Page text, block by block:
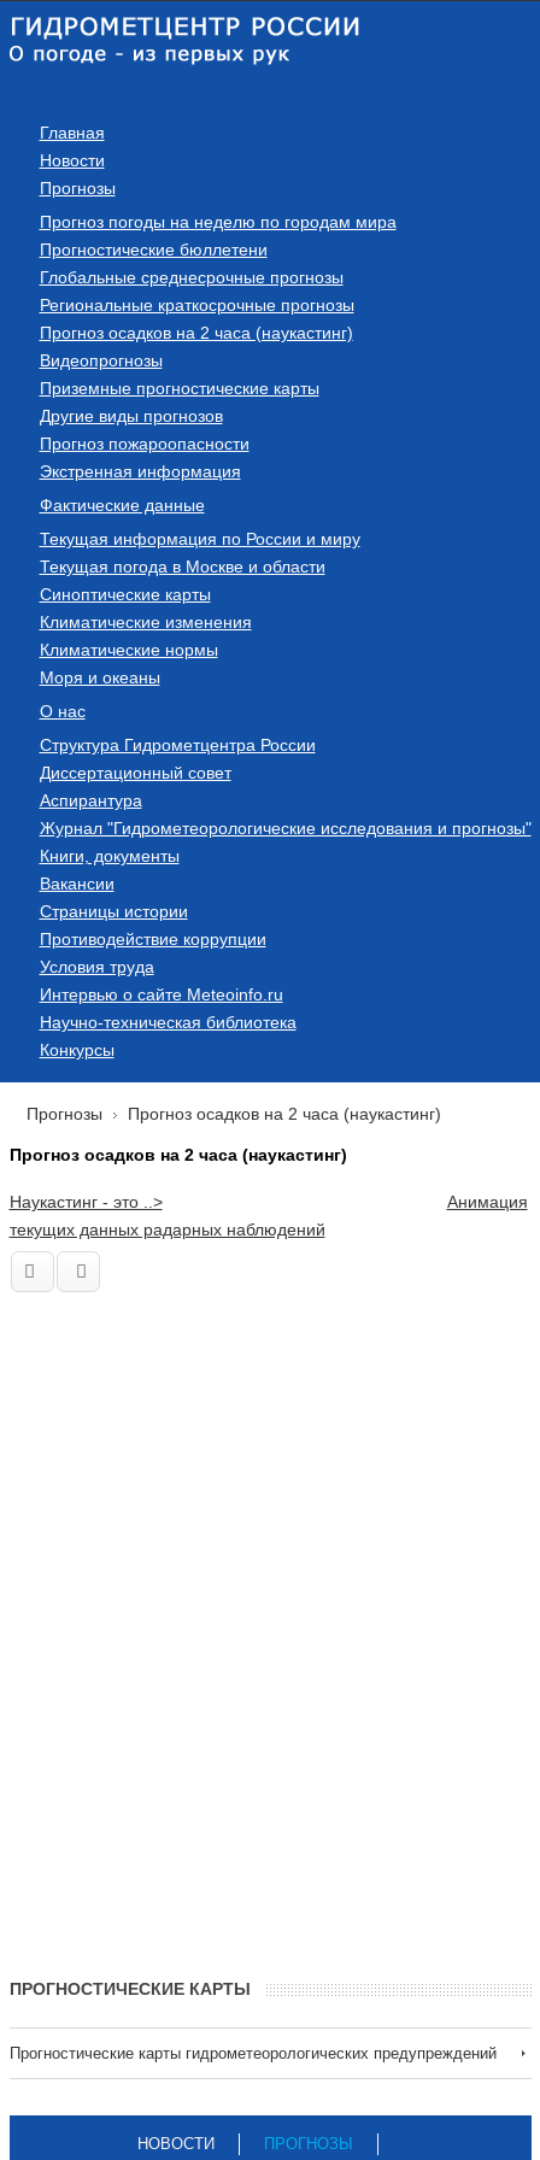
Главная
Новости
Прогнозы
Прогноз погоды на неделю по городам мира
Прогностические бюллетени
Глобальные среднесрочные прогнозы
Региональные краткосрочные прогнозы
Прогноз осадков на 2 часа (наукастинг)
Видеопрогнозы
Приземные прогностические карты
Другие виды прогнозов
Прогноз пожароопасности
Экстренная информация
Фактические данные
Текущая информация по России и миру
Текущая погода в Москве и области
Синоптические карты
Климатические изменения
Климатические нормы
Моря и океаны
О нас
Структура Гидрометцентра России
Диссертационный совет
Аспирантура
Журнал "Гидрометеорологические исследования и прогнозы"
Книги, документы
Вакансии
Страницы истории
Противодействие коррупции
Условия труда
Интервью о сайте Meteoinfo.ru
Научно-техническая библиотека
Конкурсы
Прогнозы Прогноз осадков на 2 часа (наукастинг)
Прогноз осадков на 2 часа (наукастинг)
Наукастинг - это ..>
Анимация
текущих данных радарных наблюдений
ПРОГНОСТИЧЕСКИЕ КАРТЫ
Прогностические карты гидрометеорологических предупреждений
НОВОСТИ ПРОГНОЗЫ